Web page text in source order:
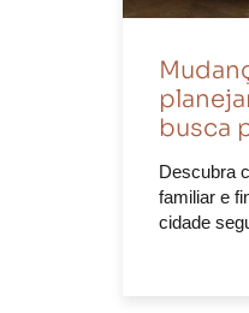
busca
Descubra
familiar e
cidade